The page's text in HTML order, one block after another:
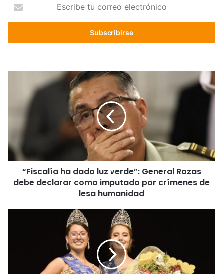
correo
General
debe
declarar
como
imputado
de
“Fiscalía ha dado luz verde”: General Rozas
debe declarar como imputado por crímenes de
lesa humanidad